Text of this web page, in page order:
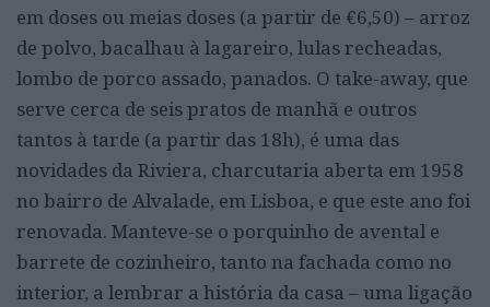
em doses ou meias doses (a partir de €6,50) – arroz
de polvo, bacalhau à lagareiro, lulas recheadas,
lombo de porco assado, panados. O take-away, que
serve cerca de seis pratos de manhã e outros
tantos à tarde (a partir das 18h), é uma das
novidades da Riviera, charcutaria aberta em 1958
no bairro de Alvalade, em Lisboa, e que este ano foi
renovada. Manteve-se o porquinho de avental e
barrete de cozinheiro, tanto na fachada como no
interior, a lembrar a história da casa – uma ligação